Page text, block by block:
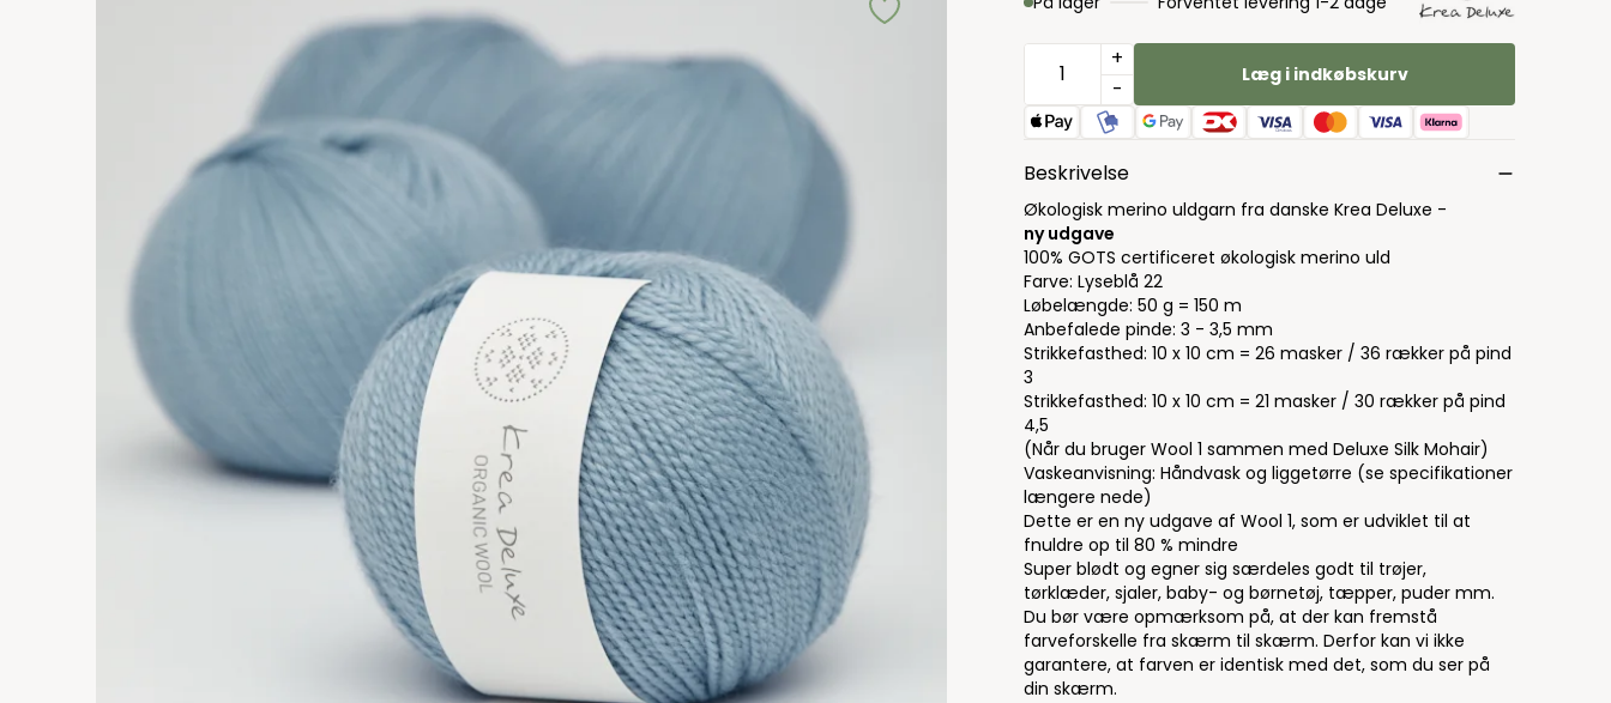
+
-
Læg i indkøbskurv
Beskrivelse
Økologisk merino uldgarn fra danske Krea Deluxe -
ny udgave
100% GOTS certificeret økologisk merino uld
Farve: Lyseblå 22
Løbelængde: 50 g = 150 m
Anbefalede pinde: 3 - 3,5 mm
Strikkefasthed: 10 x 10 cm = 26 masker / 36 rækker på pind
3
Strikkefasthed: 10 x 10 cm = 21 masker / 30 rækker på pind
4,5
(Når du bruger Wool 1 sammen med Deluxe Silk Mohair)
Vaskeanvisning: Håndvask og liggetørre (se specifikationer
længere nede)
Dette er en ny udgave af Wool 1, som er udviklet til at
fnuldre op til 80 % mindre
Super blødt og egner sig særdeles godt til trøjer,
tørklæder, sjaler, baby- og børnetøj, tæpper, puder mm.
Du bør være opmærksom på, at der kan fremstå
farveforskelle fra skærm til skærm. Derfor kan vi ikke
garantere, at farven er identisk med det, som du ser på
din skærm.